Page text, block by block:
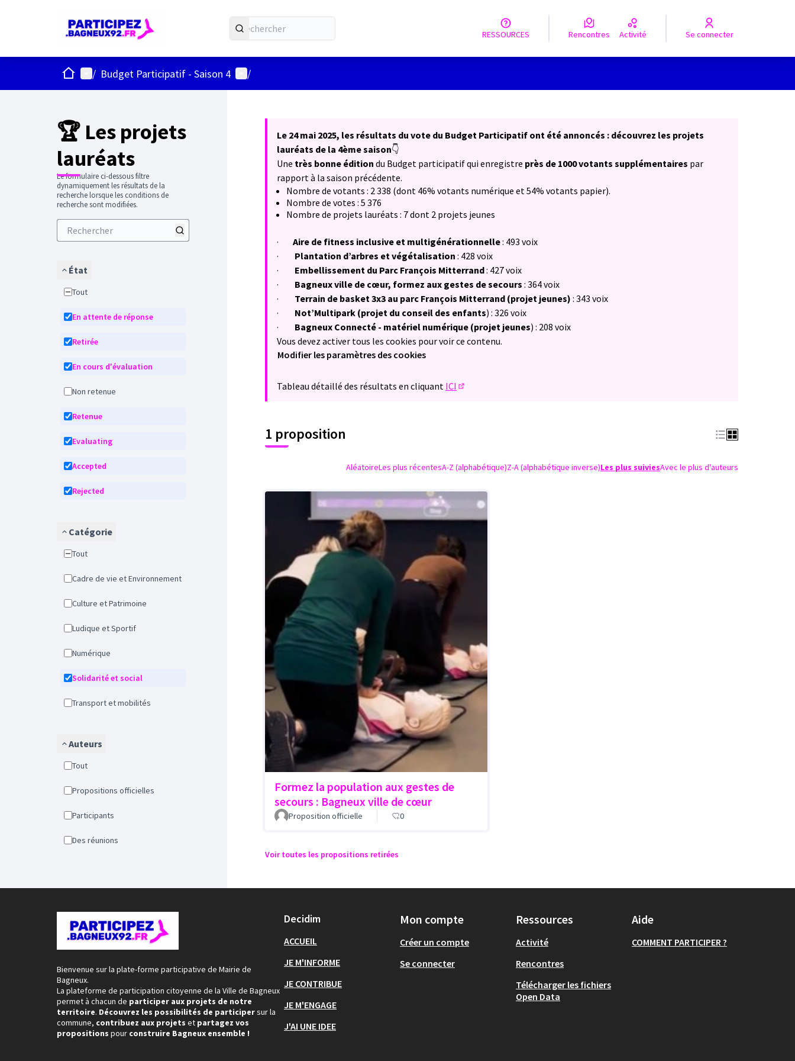
RESSOURCES Rencontres Activité Se connecter
ACCUEILMenu principal
/ Budget Participatif - Saison 4 Menu utilisateur
/
🏆 Les projets
lauréats
Le formulaire ci-dessous filtre
dynamiquement les résultats de la
recherche lorsque les conditions de
recherche sont modifiées.
État
Tout
En attente de réponse
Retirée
En cours d'évaluation
Non retenue
Retenue
Evaluating
Accepted
Rejected
Catégorie
Tout
Cadre de vie et Environnement
Culture et Patrimoine
Ludique et Sportif
Numérique
Solidarité et social
Transport et mobilités
Auteurs
Tout
Propositions officielles
Participants
Des réunions
Le 24 mai 2025, les résultats du vote du Budget Participatif ont été annoncés : découvrez les projets
lauréats de la 4ème saison👇
Une très bonne édition du Budget participatif qui enregistre près de 1000 votants supplémentaires par
rapport à la saison précédente.
Nombre de votants : 2 338 (dont 46% votants numérique et 54% votants papier).
Nombre de votes : 5 376
Nombre de projets lauréats : 7 dont 2 projets jeunes
· Aire de fitness inclusive et multigénérationnelle: 493 voix
· Plantation d’arbres et végétalisation : 428 voix
· Embellissement du Parc François Mitterrand: 427 voix
· Bagneux ville de cœur, formez aux gestes desecours : 364 voix
· Terrain de basket 3x3 au parc François Mitterrand (projet jeunes) : 343 voix
· Not’Multipark (projet du conseil des enfants) : 326 voix
· Bagneux Connecté - matériel numérique (projet jeunes) : 208 voix
Vous devez activer tous les cookies pour voir ce contenu.
Modifier les paramètres des cookies
Tableau détaillé des résultats en cliquant ICI
1 proposition
AléatoireLes plus récentesA-Z (alphabétique)Z-A (alphabétique inverse)Les plus suiviesAvec le plus d'auteurs
Formez la population aux gestes de
secours : Bagneux ville de cœur
Proposition officielle 0
Voir toutes les propositions retirées
Bienvenue sur la plate-forme participative de Mairie de
Bagneux.
La plateforme de participation citoyenne de la Ville de Bagneux
permet à chacun de participer aux projets de notre
territoire. Découvrez les possibilités de participersur la
commune, contribuez aux projets et partagez vos
propositions pour construire Bagneux ensemble !
Decidim
ACCUEIL
JE M'INFORME
JE CONTRIBUE
JE M'ENGAGE
J'AI UNE IDEE
Mon compte
Créer un compte
Se connecter
Ressources
Activité
Rencontres
Télécharger les fichiers
Open Data
Aide
COMMENT PARTICIPER ?